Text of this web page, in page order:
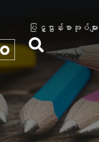
ပြဋ္ဌာန်းစာအုပ်များ